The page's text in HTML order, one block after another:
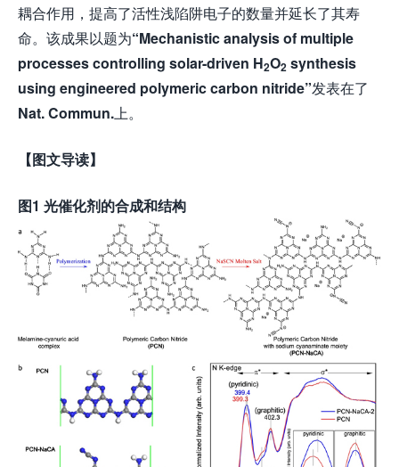
耦合作用，提高了活性浅陷阱电子的数量并延长了其寿
命。该成果以题为“Mechanistic analysis of multiple
processes controlling solar-driven H2O2 synthesis
using engineered polymeric carbon nitride”发表在了
Nat. Commun.上。
【图文导读】
图1 光催化剂的合成和结构